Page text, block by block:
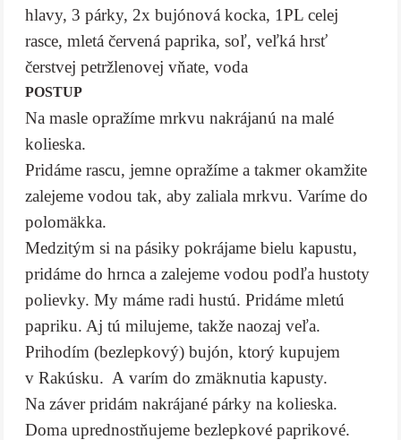
hlavy, 3 párky, 2x bujónová kocka, 1PL celej
rasce, mletá červená paprika, soľ, veľká hrsť
čerstvej petržlenovej vňate, voda
POSTUP
Na masle opražíme mrkvu nakrájanú na malé
kolieska.
Pridáme rascu, jemne opražíme a takmer okamžite
zalejeme vodou tak, aby zaliala mrkvu. Varíme do
polomäkka.
Medzitým si na pásiky pokrájame bielu kapustu,
pridáme do hrnca a zalejeme vodou podľa hustoty
polievky. My máme radi hustú. Pridáme mletú
papriku. Aj tú milujeme, takže naozaj veľa.
Prihodím (bezlepkový) bujón, ktorý kupujem
v Rakúsku. A varím do zmäknutia kapusty.
Na záver pridám nakrájané párky na kolieska.
Doma uprednostňujeme bezlepkové paprikové.